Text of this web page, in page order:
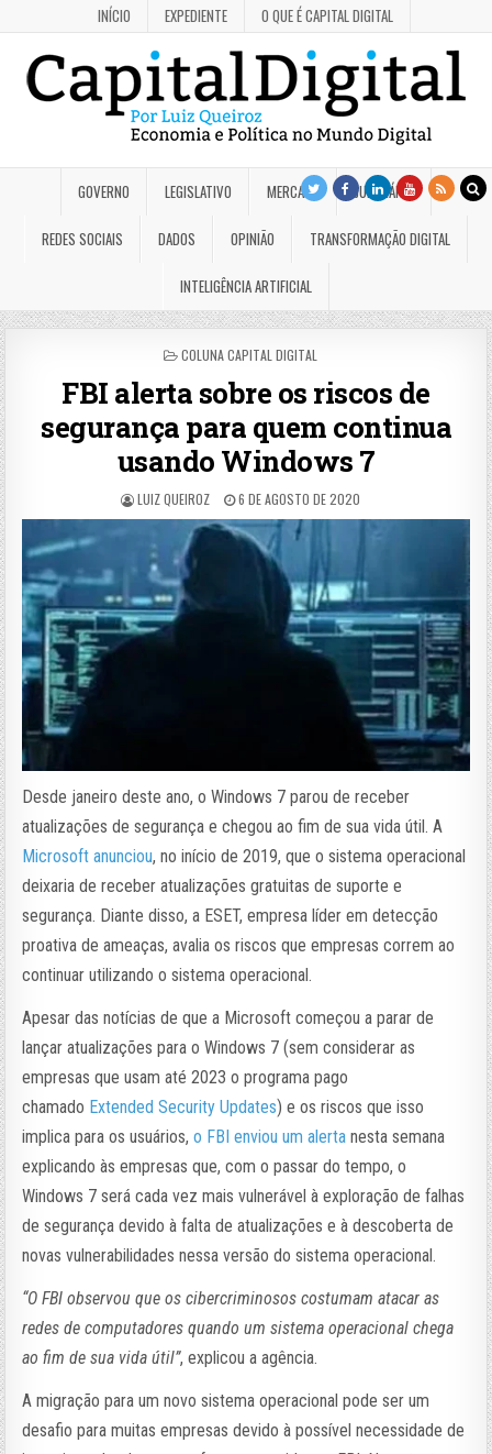
INÍCIO EXPEDIENTE O QUE É CAPITAL DIGITAL
GOVERNO LEGISLATIVO MERCADO JUDICIÁRIO
REDES SOCIAIS DADOS OPINIÃO TRANSFORMAÇÃO DIGITAL
INTELIGÊNCIA ARTIFICIAL
POSTED
COLUNA CAPITAL DIGITAL
FBI alerta sobre os riscos de
segurança para quem continua
usando Windows 7
LUIZ QUEIROZ 6 DE AGOSTO DE 2020
Desde janeiro deste ano, o Windows 7 parou de receber
atualizações de segurança e chegou ao fim de sua vida útil. A
Microsoft anunciou, no início de 2019, que o sistema operacional
deixaria de receber atualizações gratuitas de suporte e
segurança. Diante disso, a ESET, empresa líder em detecção
proativa de ameaças, avalia os riscos que empresas correm ao
continuar utilizando o sistema operacional.
Apesar das notícias de que a Microsoft começou a parar de
lançar atualizações para o Windows 7 (sem considerar as
empresas que usam até 2023 o programa pago
chamado Extended Security Updates) e os riscos que isso
implica para os usuários,o FBI enviou um alerta nesta semana
explicando às empresas que, com o passar do tempo, o
Windows 7 será cada vez mais vulnerável à exploração de falhas
de segurança devido à falta de atualizações e à descoberta de
novas vulnerabilidades nessa versão do sistema operacional.
“O FBI observou que os cibercriminosos costumam atacar as
redes de computadores quando um sistema operacional chega
ao fim de sua vida útil”, explicou a agência.
A migração para um novo sistema operacional pode ser um
desafio para muitas empresas devido à possível necessidade de